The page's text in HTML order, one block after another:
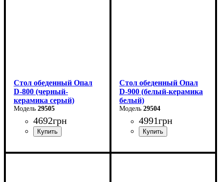
Стол обеденный Опал
D-800 (черный-
керамика серый)
29505
4692грн
Длина - 80 см
Стол обеденный Опал
D-900 (белый-керамика
белый)
29504
4991грн
Длина - 90 см